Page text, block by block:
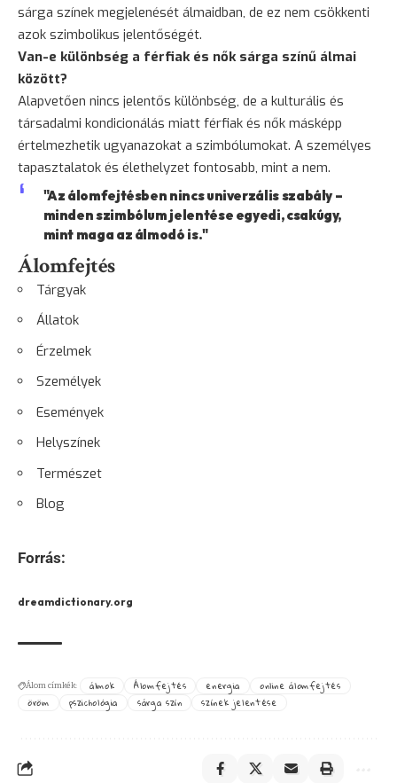
sárga színek megjelenését álmaidban, de ez nem csökkenti
azok szimbolikus jelentőségét.
Van-e különbség a férfiak és nők sárga színű álmai
között?
Alapvetően nincs jelentős különbség, de a kulturális és
társadalmi kondicionálás miatt férfiak és nők másképp
értelmezhetik ugyanazokat a szimbólumokat. A személyes
tapasztalatok és élethelyzet fontosabb, mint a nem.
"Az álomfejtésben nincs univerzális szabály –
minden szimbólum jelentése egyedi, csakúgy,
mint maga az álmodó is."
Álomfejtés
Tárgyak
Állatok
Érzelmek
Személyek
Események
Helyszínek
Természet
Blog
Forrás:
dreamdictionary.org
Álom címkék: álmok Álomfejtés energia
online álomfejtés
öröm
pszichológia sárga szín színek jelentése